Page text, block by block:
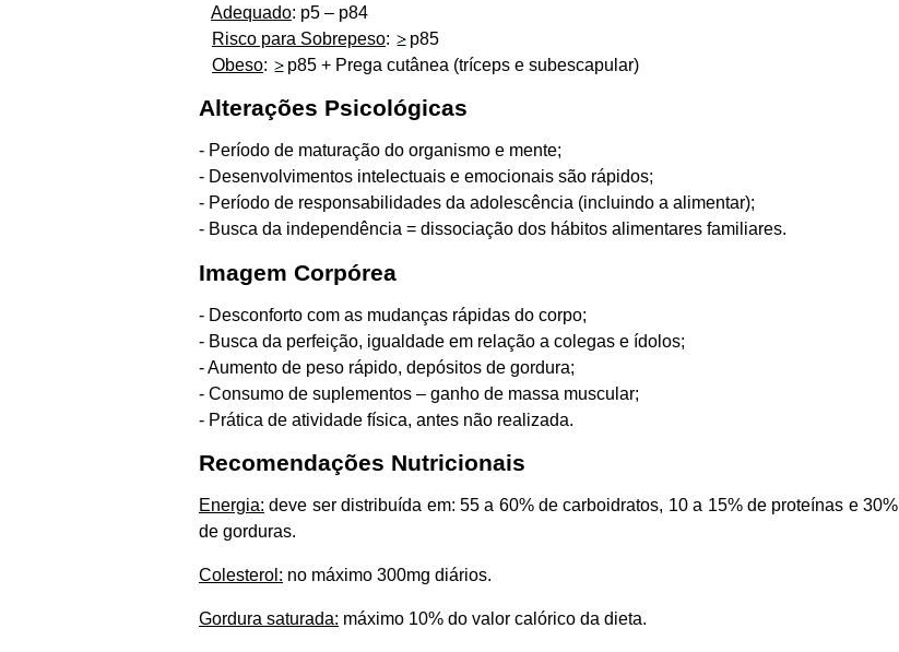
Adequado: p5 – p84
Risco para Sobrepeso:
p85
Obeso: p85 + Prega cutânea (tríceps e subescapular)
Alterações Psicológicas
- Período de maturação do organismo e mente;
- Desenvolvimentos intelectuais e emocionais são rápidos;
- Período de responsabilidades da adolescência (incluindo a alimentar);
- Busca da independência = dissociação dos hábitos alimentares familiares.
Imagem Corpórea
- Desconforto com as mudanças rápidas do corpo;
- Busca da perfeição, igualdade em relação a colegas e ídolos;
- Aumento de peso rápido, depósitos de gordura;
- Consumo de suplementos – ganho de massa muscular;
- Prática de atividade física, antes não realizada.
Recomendações Nutricionais
Energia: deve ser distribuída em: 55 a 60% de carboidratos, 10 a 15% de proteínas e 30%
de gorduras.
Colesterol: no máximo 300mg diários.
Gordura saturada: máximo 10% do valor calórico da dieta.